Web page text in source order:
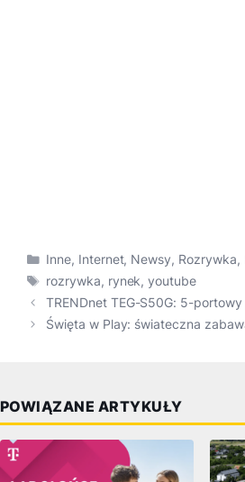
Kategorie
Inne, Internet, Newsy, Rozrywka,
Tagi
rozrywka, rynek,youtube
TRENDnet TEG-S50G: 5-
Święta w Play: świateczna
POWIĄZANE ARTYKUŁY